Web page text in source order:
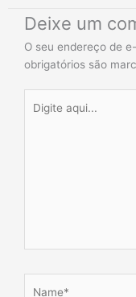
Deixe um
O seu endereço de
obrigatórios são
aqui...